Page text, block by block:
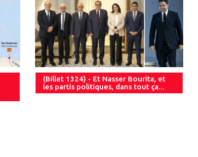
(Billet 1324) - Et Nasser Bourita, et
les partis politiques, dans tout ça...